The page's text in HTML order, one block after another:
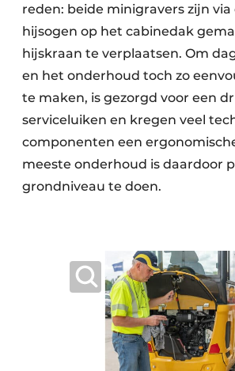
reden: beide minigravers zijn via
hijsogen op het cabinedak
hijskraan te verplaatsen. Om
en het onderhoud toch zo
te maken, is gezorgd voor een
serviceluiken en kregen veel
componenten een
meeste onderhoud is daardoor
grondniveau te doen.